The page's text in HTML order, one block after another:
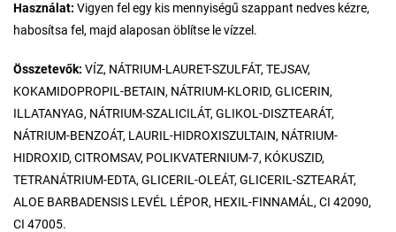
Használat: Vigyen fel egy kis mennyiségű szappant nedves kézre,
habosítsa fel, majd alaposan öblítse le vízzel.
Összetevők: VÍZ, NÁTRIUM-LAURET-SZULFÁT, TEJSAV,
KOKAMIDOPROPIL-BETAIN, NÁTRIUM-KLORID, GLICERIN,
ILLATANYAG, NÁTRIUM-SZALICILÁT, GLIKOL-DISZTEARÁT,
NÁTRIUM-BENZOÁT, LAURIL-HIDROXISZULTAIN, NÁTRIUM-
HIDROXID, CITROMSAV, POLIKVATERNIUM-7, KÓKUSZID,
TETRANÁTRIUM-EDTA, GLICERIL-OLEÁT, GLICERIL-SZTEARÁT,
ALOE BARBADENSIS LEVÉL LÉPOR, HEXIL-FINNAMÁL, CI 42090,
CI 47005.